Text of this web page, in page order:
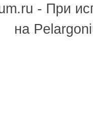
- При
на